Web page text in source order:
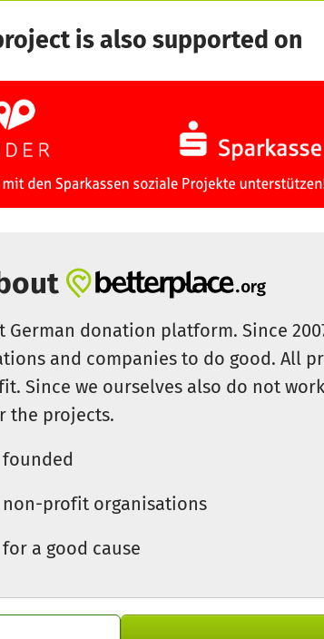
is also supported on
donation platform. Since
and companies to do good. All
Since we ourselves also do not
the projects.
founded
non-profit organisations
for a good cause